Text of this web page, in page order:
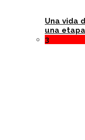
Una vida
una
3